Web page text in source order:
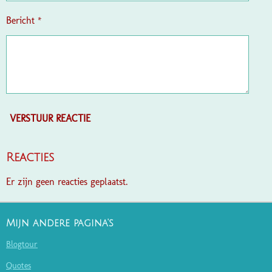
Bericht *
VERSTUUR REACTIE
Reacties
Er zijn geen reacties geplaatst.
Mijn andere pagina's
Blogtour
Quotes